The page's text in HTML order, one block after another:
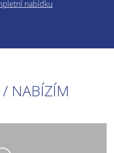
nabídku
NABÍZÍM